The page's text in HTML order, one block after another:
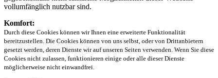
vollumfänglich nutzbar sind.
Komfort:
Durch diese Cookies können wir Ihnen eine erweiterte Funktionalität
bereitzustellen. Die Cookies können von uns selbst, oder von Drittanbietern
gesetzt werden, deren Dienste wir auf unseren Seiten verwenden. Wenn Sie diese
Cookies nicht zulassen, funktionieren einige oder alle dieser Dienste
möglicherweise nicht einwandfrei.